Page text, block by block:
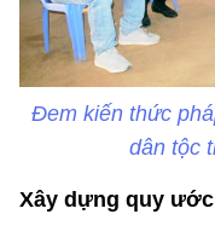
Đem kiến thức
dân tộc
Xây dựng quy